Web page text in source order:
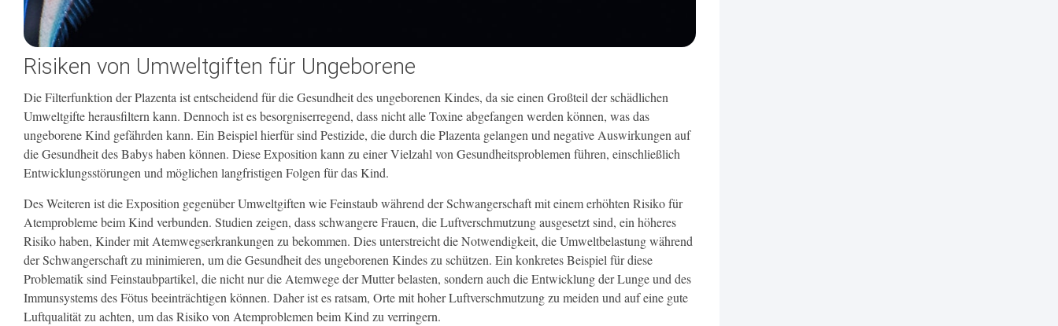
Risiken von Umweltgiften für Ungeborene
Die Filterfunktion der Plazenta ist entscheidend für die Gesundheit des ungeborenen Kindes, da sie einen Großteil der schädlichen
Umweltgifte herausfiltern kann. Dennoch ist es besorgniserregend, dass nicht alle Toxine abgefangen werden können, was das
ungeborene Kind gefährden kann. Ein Beispiel hierfür sind Pestizide, die durch die Plazenta gelangen und negative Auswirkungen auf
die Gesundheit des Babys haben können. Diese Exposition kann zu einer Vielzahl von Gesundheitsproblemen führen, einschließlich
Entwicklungsstörungen und möglichen langfristigen Folgen für das Kind.
Des Weiteren ist die Exposition gegenüber Umweltgiften wie Feinstaub während der Schwangerschaft mit einem erhöhten Risiko für
Atemprobleme beim Kind verbunden. Studien zeigen, dass schwangere Frauen, die Luftverschmutzung ausgesetzt sind, ein höheres
Risiko haben, Kinder mit Atemwegserkrankungen zu bekommen. Dies unterstreicht die Notwendigkeit, die Umweltbelastung während
der Schwangerschaft zu minimieren, um die Gesundheit des ungeborenen Kindes zu schützen. Ein konkretes Beispiel für diese
Problematik sind Feinstaubpartikel, die nicht nur die Atemwege der Mutter belasten, sondern auch die Entwicklung der Lunge und des
Immunsystems des Fötus beeinträchtigen können. Daher ist es ratsam, Orte mit hoher Luftverschmutzung zu meiden und auf eine gute
Luftqualität zu achten, um das Risiko von Atemproblemen beim Kind zu verringern.